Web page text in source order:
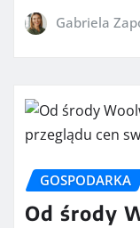
Gabriela
GOSPODARKA
Od środy